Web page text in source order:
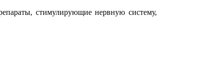
стимулирующие нервную систему,